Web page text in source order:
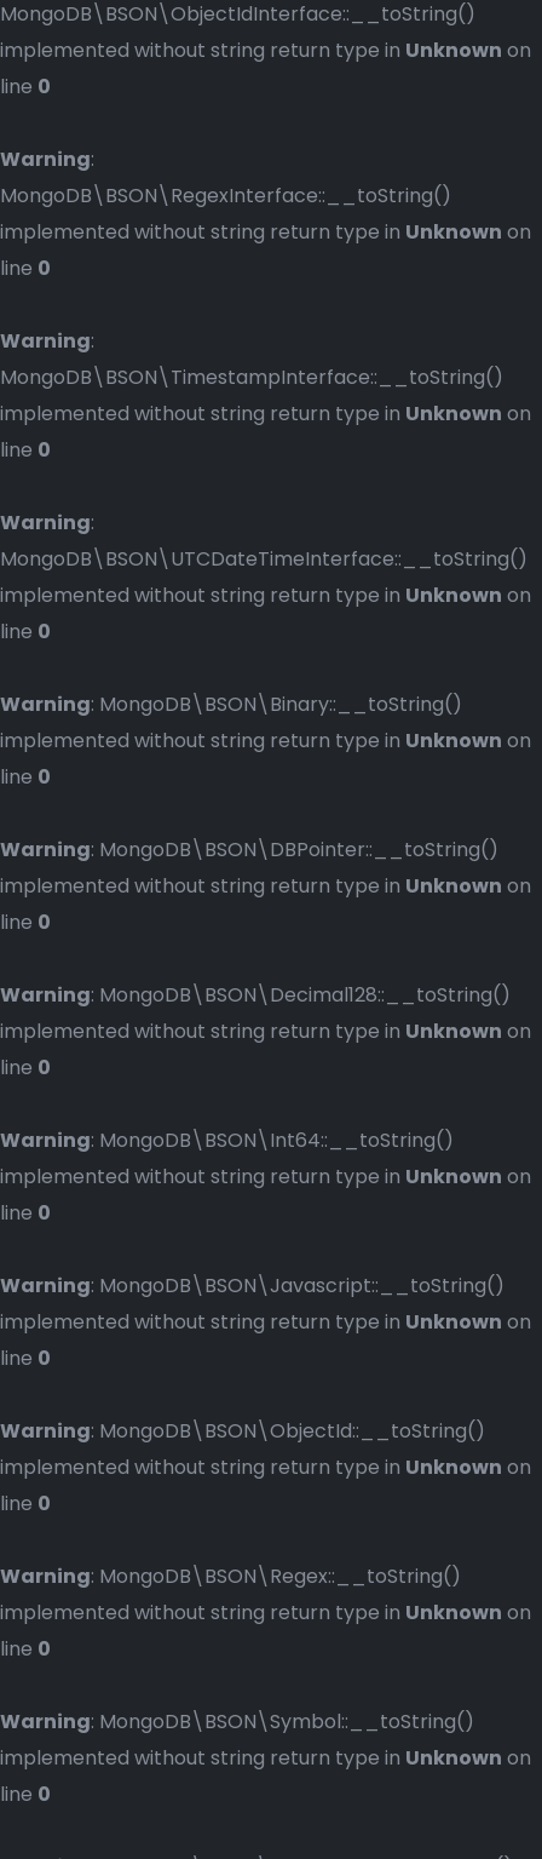
MongoDB\BSON\ObjectIdInterface::__toString()
implemented without string return type in Unknown on
line 0
Warning:
MongoDB\BSON\RegexInterface::__toString()
implemented without string return type in Unknown on
line 0
Warning:
MongoDB\BSON\TimestampInterface::__toString()
implemented without string return type in Unknown on
line 0
Warning:
MongoDB\BSON\UTCDateTimeInterface::__toString()
implemented without string return type in Unknown on
line 0
Warning: MongoDB\BSON\Binary::__toString()
implemented without string return type in Unknown on
line 0
Warning: MongoDB\BSON\DBPointer::__toString()
implemented without string return type in Unknown on
line 0
Warning: MongoDB\BSON\Decimal128::__toString()
implemented without string return type in Unknown on
line 0
Warning: MongoDB\BSON\Int64::__toString()
implemented without string return type in Unknown on
line 0
Warning: MongoDB\BSON\Javascript::__toString()
implemented without string return type in Unknown on
line 0
Warning: MongoDB\BSON\ObjectId::__toString()
implemented without string return type in Unknown on
line 0
Warning: MongoDB\BSON\Regex::__toString()
implemented without string return type in Unknown on
line 0
Warning: MongoDB\BSON\Symbol::__toString()
implemented without string return type in Unknown on
line 0